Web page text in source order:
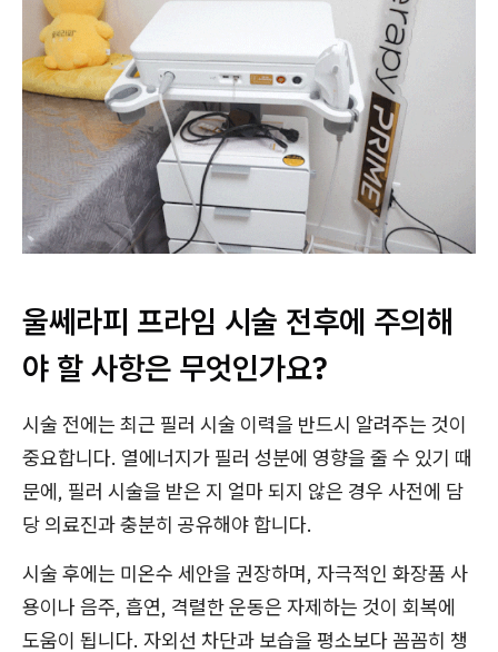
울쎄라피 프라임 시술 전후에 주의해
야 할 사항은 무엇인가요?
시술 전에는 최근 필러 시술 이력을 반드시 알려주는 것이
중요합니다. 열에너지가 필러 성분에 영향을 줄 수 있기 때
문에, 필러 시술을 받은 지 얼마 되지 않은 경우 사전에 담
당 의료진과 충분히 공유해야 합니다.
시술 후에는 미온수 세안을 권장하며, 자극적인 화장품 사
용이나 음주, 흡연, 격렬한 운동은 자제하는 것이 회복에
도움이 됩니다. 자외선 차단과 보습을 평소보다 꼼꼼히 챙